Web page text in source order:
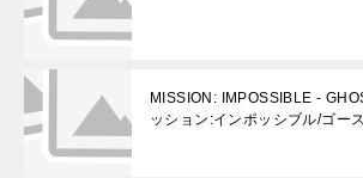
MISSION: IMPOSSIBLE -
ッション:インポッシブル/ゴー